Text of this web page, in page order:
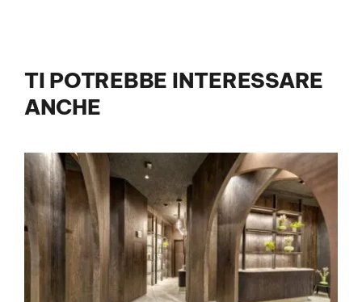
TI POTREBBE INTERESSARE
ANCHE